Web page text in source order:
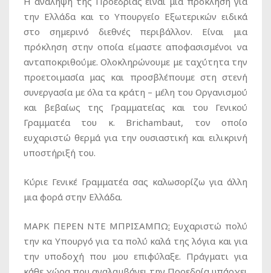
την Ελλάδα και το Υπουργείο Εξωτερικών ειδικά
στο σημερινό διεθνές περιβάλλον. Είναι μια
πρόκληση στην οποία είμαστε αποφασισμένοι να
ανταποκριθούμε. Ολοκληρώνουμε με ταχύτητα την
προετοιμασία μας και προσβλέπουμε στη στενή
συνεργασία με όλα τα κράτη – μέλη του Οργανισμού
και βεβαίως της Γραμματείας και του Γενικού
Γραμματέα του κ. Brichambaut, τον οποίο
ευχαριστώ θερμά για την ουσιαστική και ειλικρινή
υποστήριξή του.
Κύριε Γενικέ Γραμματέα σας καλωσορίζω για άλλη
μια φορά στην Ελλάδα.
ΜΑΡΚ ΠΕΡΕΝ ΝΤΕ ΜΠΡΙΣΑΜΠΩ: Ευχαριστώ πολύ
την κα Υπουργό για τα πολύ καλά της λόγια και για
την υποδοχή που μου επιφύλαξε. Πράγματι για